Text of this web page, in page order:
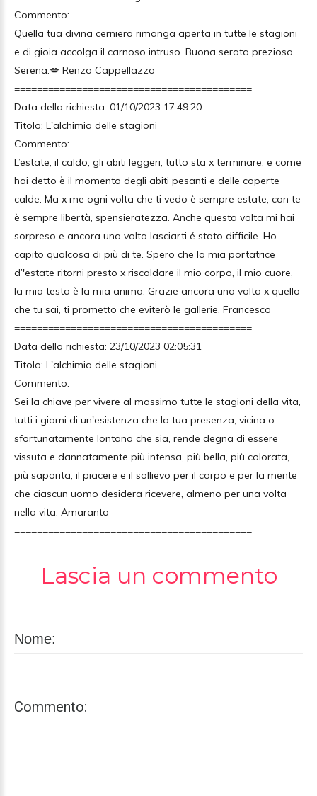
Commento:
Quella tua divina cerniera rimanga aperta in tutte le stagioni
e di gioia accolga il carnoso intruso. Buona serata preziosa
Serena.💋 Renzo Cappellazzo
==========================================
Data della richiesta: 01/10/2023 17:49:20
Titolo: L'alchimia delle stagioni
Commento:
L’estate, il caldo, gli abiti leggeri, tutto sta x terminare, e come
hai detto è il momento degli abiti pesanti e delle coperte
calde. Ma x me ogni volta che ti vedo è sempre estate, con te
è sempre libertà, spensieratezza. Anche questa volta mi hai
sorpreso e ancora una volta lasciarti é stato difficile. Ho
capito qualcosa di più di te. Spero che la mia portatrice
d’'estate ritorni presto x riscaldare il mio corpo, il mio cuore,
la mia testa è la mia anima. Grazie ancora una volta x quello
che tu sai, ti prometto che eviterò le gallerie. Francesco
==========================================
Data della richiesta: 23/10/2023 02:05:31
Titolo: L'alchimia delle stagioni
Commento:
Sei la chiave per vivere al massimo tutte le stagioni della vita,
tutti i giorni di un'esistenza che la tua presenza, vicina o
sfortunatamente lontana che sia, rende degna di essere
vissuta e dannatamente più intensa, più bella, più colorata,
più saporita, il piacere e il sollievo per il corpo e per la mente
che ciascun uomo desidera ricevere, almeno per una volta
nella vita. Amaranto
==========================================
Lascia un commento